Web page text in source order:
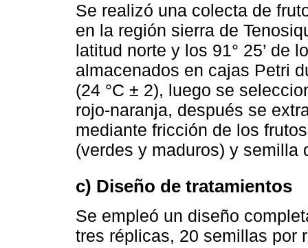
Se realizó una colecta de
en la región sierra de
latitud norte y los 91° 25’ de
almacenados en cajas Petri
(24 °C ± 2), luego se
rojo-naranja, después se
mediante fricción de los
(verdes y maduros) y semilla
c) Diseño de tratamientos
Se empleó un diseño
tres réplicas, 20 semillas por